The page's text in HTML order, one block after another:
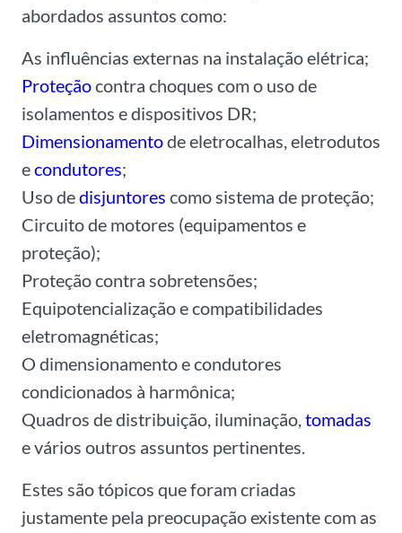
abordados assuntos como:
As influências externas na instalação elétrica;
Proteçãocontra choques com o uso de
isolamentos e dispositivos DR;
Dimensionamentode eletrocalhas, eletrodutos
econdutores;
Uso dedisjuntores como sistema de proteção;
Circuito de motores (equipamentos e
proteção);
Proteção contra sobretensões;
Equipotencialização e compatibilidades
eletromagnéticas;
O dimensionamento e condutores
condicionados à harmônica;
Quadros de distribuição, iluminação,tomadas
e vários outros assuntos pertinentes.
Estes são tópicos que foram criadas
justamente pela preocupação existente com as